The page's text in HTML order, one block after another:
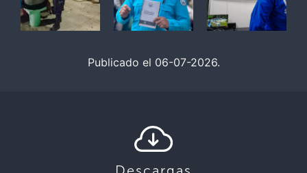
Publicado el 06-07-2026.